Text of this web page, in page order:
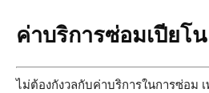
ค่าบริการซ่อมเปียโน
ไม่ต้องกังวลกับค่าบริการในการซ่อม